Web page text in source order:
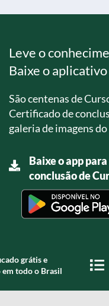
Leve o
Baixe o
São centenas de
Certificado de
galeria de imagens
Baixe o app
conclusão de
grátis e
todo o Brasil